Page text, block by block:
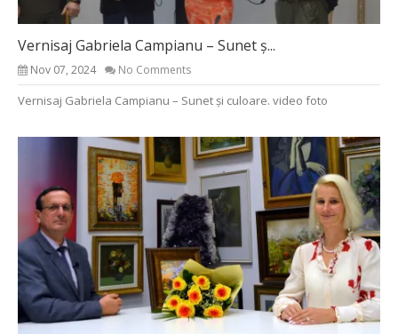
Vernisaj Gabriela Campianu – Sunet ș...
Nov 07, 2024 No Comments
Vernisaj Gabriela Campianu – Sunet și culoare. video foto